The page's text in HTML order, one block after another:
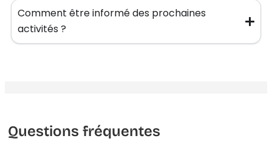
Comment être informé des prochaines
activités ?
Questions fréquentes